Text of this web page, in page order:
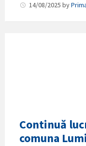
14/08/2025 by
Continuă
comuna